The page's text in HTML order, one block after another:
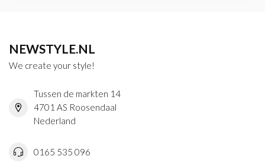
NEWSTYLE.NL
We create your style!
Tussen de markten 14
4701 AS Roosendaal
Nederland
0165 535 096